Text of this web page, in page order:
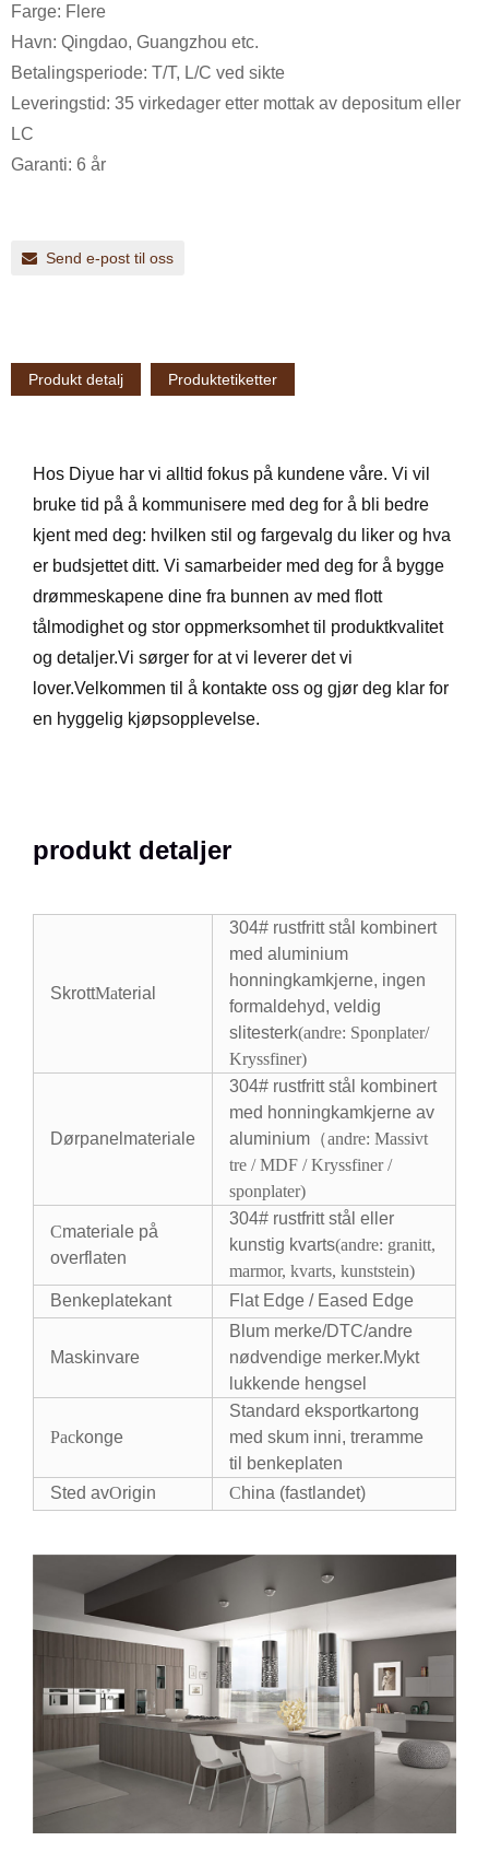
Farge: Flere
Havn: Qingdao, Guangzhou etc.
Betalingsperiode: T/T, L/C ved sikte
Leveringstid: 35 virkedager etter mottak av depositum eller
LC
Garanti: 6 år
Send e-post til oss
Produkt detalj Produktetiketter
Hos Diyue har vi alltid fokus på kundene våre. Vi vil
bruke tid på å kommunisere med deg for å bli bedre
kjent med deg: hvilken stil og fargevalg du liker og hva
er budsjettet ditt. Vi samarbeider med deg for å bygge
drømmeskapene dine fra bunnen av med flott
tålmodighet og stor oppmerksomhet til produktkvalitet
og detaljer.Vi sørger for at vi leverer det vi
lover.Velkommen til å kontakte oss og gjør deg klar for
en hyggelig kjøpsopplevelse.
produkt detaljer
SkrottMaterial
304# rustfritt stål kombinert
med aluminium
honningkamkjerne, ingen
formaldehyd, veldig
slitesterk(andre: Sponplater/
Kryssfiner)
Dørpanelmateriale
304# rustfritt stål kombinert
med honningkamkjerne av
aluminium（andre: Massivt
tre / MDF / Kryssfiner /
sponplater)
Cmateriale på
overflaten
304# rustfritt stål eller
kunstig kvarts(andre: granitt,
marmor, kvarts, kunststein)
Benkeplatekant
Flat Edge / Eased Edge
Maskinvare
Blum merke/DTC/andre
nødvendige merker.Mykt
lukkende hengsel
Packonge
Standard eksportkartong
med skum inni, treramme
til benkeplaten
Sted avOrigin China (fastlandet)